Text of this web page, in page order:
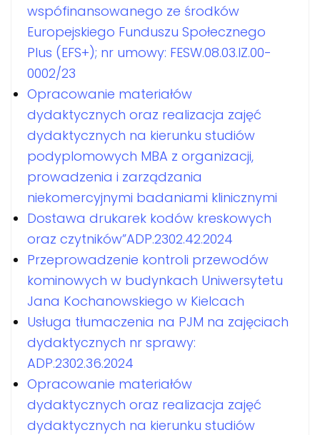
wspófinansowanego ze środków
Europejskiego Funduszu Społecznego
Plus (EFS+); nr umowy: FESW.08.03.IZ.00-
0002/23
Opracowanie materiałów
dydaktycznych oraz realizacja zajęć
dydaktycznych na kierunku studiów
podyplomowych MBA z organizacji,
prowadzenia i zarządzania
niekomercyjnymi badaniami klinicznymi
Dostawa drukarek kodów kreskowych
oraz czytników”ADP.2302.42.2024
Przeprowadzenie kontroli przewodów
kominowych w budynkach Uniwersytetu
Jana Kochanowskiego w Kielcach
Usługa tłumaczenia na PJM na zajęciach
dydaktycznych nr sprawy:
ADP.2302.36.2024
Opracowanie materiałów
dydaktycznych oraz realizacja zajęć
dydaktycznych na kierunku studiów